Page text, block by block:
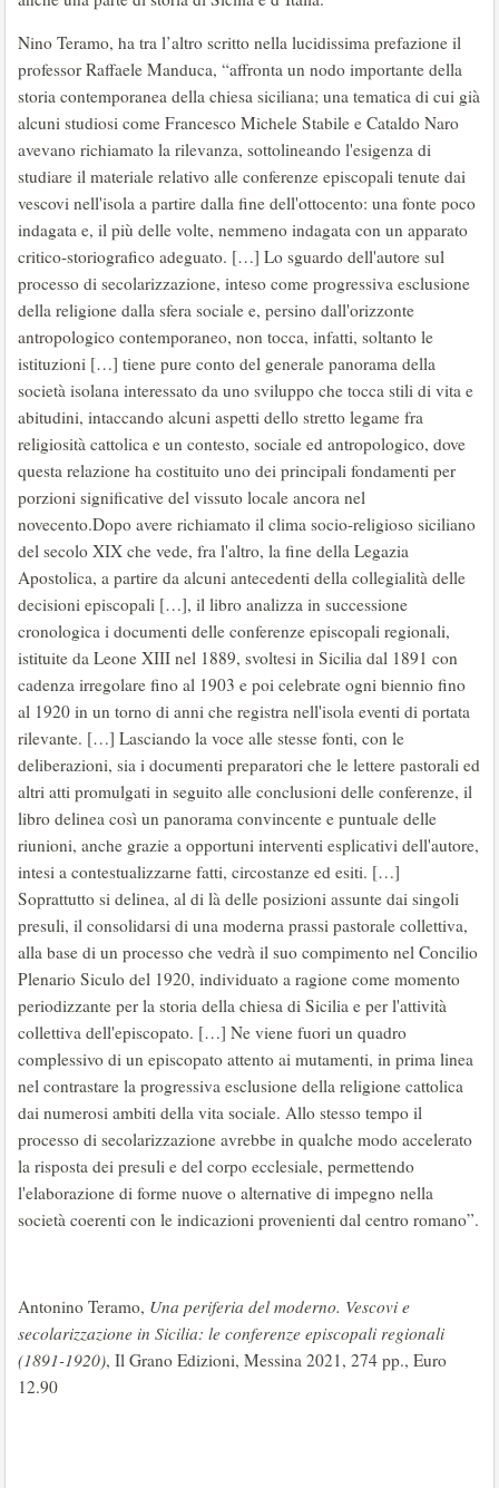
Nino Teramo, ha tra l’altro scritto nella lucidissima prefazione il
professor Raffaele Manduca, “affronta un nodo importante della
storia contemporanea della chiesa siciliana; una tematica di cui già
alcuni studiosi come Francesco Michele Stabile e Cataldo Naro
avevano richiamato la rilevanza, sottolineando l'esigenza di
studiare il materiale relativo alle conferenze episcopali tenute dai
vescovi nell'isola a partire dalla fine dell'ottocento: una fonte poco
indagata e, il più delle volte, nemmeno indagata con un apparato
critico-storiografico adeguato. […] Lo sguardo dell'autore sul
processo di secolarizzazione, inteso come progressiva esclusione
della religione dalla sfera sociale e, persino dall'orizzonte
antropologico contemporaneo, non tocca, infatti, soltanto le
istituzioni […] tiene pure conto del generale panorama della
società isolana interessato da uno sviluppo che tocca stili di vita e
abitudini, intaccando alcuni aspetti dello stretto legame fra
religiosità cattolica e un contesto, sociale ed antropologico, dove
questa relazione ha costituito uno dei principali fondamenti per
porzioni significative del vissuto locale ancora nel
novecento.Dopo avere richiamato il clima socio-religioso siciliano
del secolo XIX che vede, fra l'altro, la fine della Legazia
Apostolica, a partire da alcuni antecedenti della collegialità delle
decisioni episcopali […], il libro analizza in successione
cronologica i documenti delle conferenze episcopali regionali,
istituite da Leone XIII nel 1889, svoltesi in Sicilia dal 1891 con
cadenza irregolare fino al 1903 e poi celebrate ogni biennio fino
al 1920 in un torno di anni che registra nell'isola eventi di portata
rilevante. […] Lasciando la voce alle stesse fonti, con le
deliberazioni, sia i documenti preparatori che le lettere pastorali ed
altri atti promulgati in seguito alle conclusioni delle conferenze, il
libro delinea così un panorama convincente e puntuale delle
riunioni, anche grazie a opportuni interventi esplicativi dell'autore,
intesi a contestualizzarne fatti, circostanze ed esiti. […]
Soprattutto si delinea, al di là delle posizioni assunte dai singoli
presuli, il consolidarsi di una moderna prassi pastorale collettiva,
alla base di un processo che vedrà il suo compimento nel Concilio
Plenario Siculo del 1920, individuato a ragione come momento
periodizzante per la storia della chiesa di Sicilia e per l'attività
collettiva dell'episcopato. […] Ne viene fuori un quadro
complessivo di un episcopato attento ai mutamenti, in prima linea
nel contrastare la progressiva esclusione della religione cattolica
dai numerosi ambiti della vita sociale. Allo stesso tempo il
processo di secolarizzazione avrebbe in qualche modo accelerato
la risposta dei presuli e del corpo ecclesiale, permettendo
l'elaborazione di forme nuove o alternative di impegno nella
società coerenti con le indicazioni provenienti dal centro romano”.
Antonino Teramo, Una periferia del moderno. Vescovi e
secolarizzazione in Sicilia: le conferenze episcopali regionali
(1891-1920), Il Grano Edizioni, Messina 2021, 274 pp., Euro
12.90